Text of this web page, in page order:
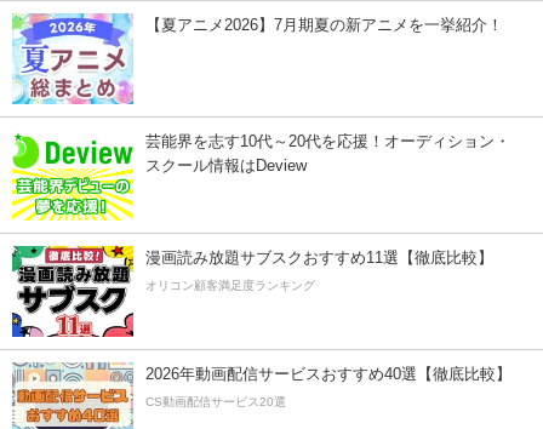
【夏アニメ2026】7月期夏の新アニメを一挙紹介！
芸能界を志す10代～20代を応援！オーディション・
スクール情報はDeview
漫画読み放題サブスクおすすめ11選【徹底比較】
オリコン顧客満足度ランキング
2026年動画配信サービスおすすめ40選【徹底比較】
CS動画配信サービス20選